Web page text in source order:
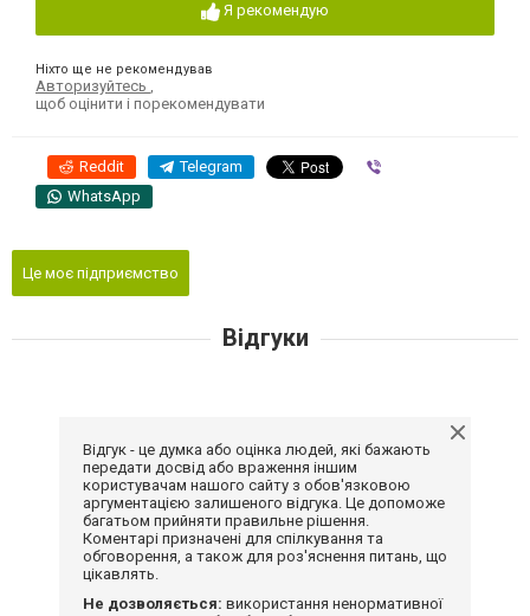
Я рекомендую
Ніхто ще не рекомендував
Авторизуйтесь
щоб оцінити і порекомендувати
Reddit Telegram
WhatsApp
Це моє підприємство
Відгуки
Відгук - це думка або оцінка людей, які бажають
передати досвід або враження іншим
користувачам нашого сайту з обов'язковою
аргументацією залишеного відгука. Це допоможе
багатьом прийняти правильне рішення.
Коментарі призначені для спілкування та
обговорення, а також для роз'яснення питань, що
цікавлять.
Не дозволяється: використання ненормативної